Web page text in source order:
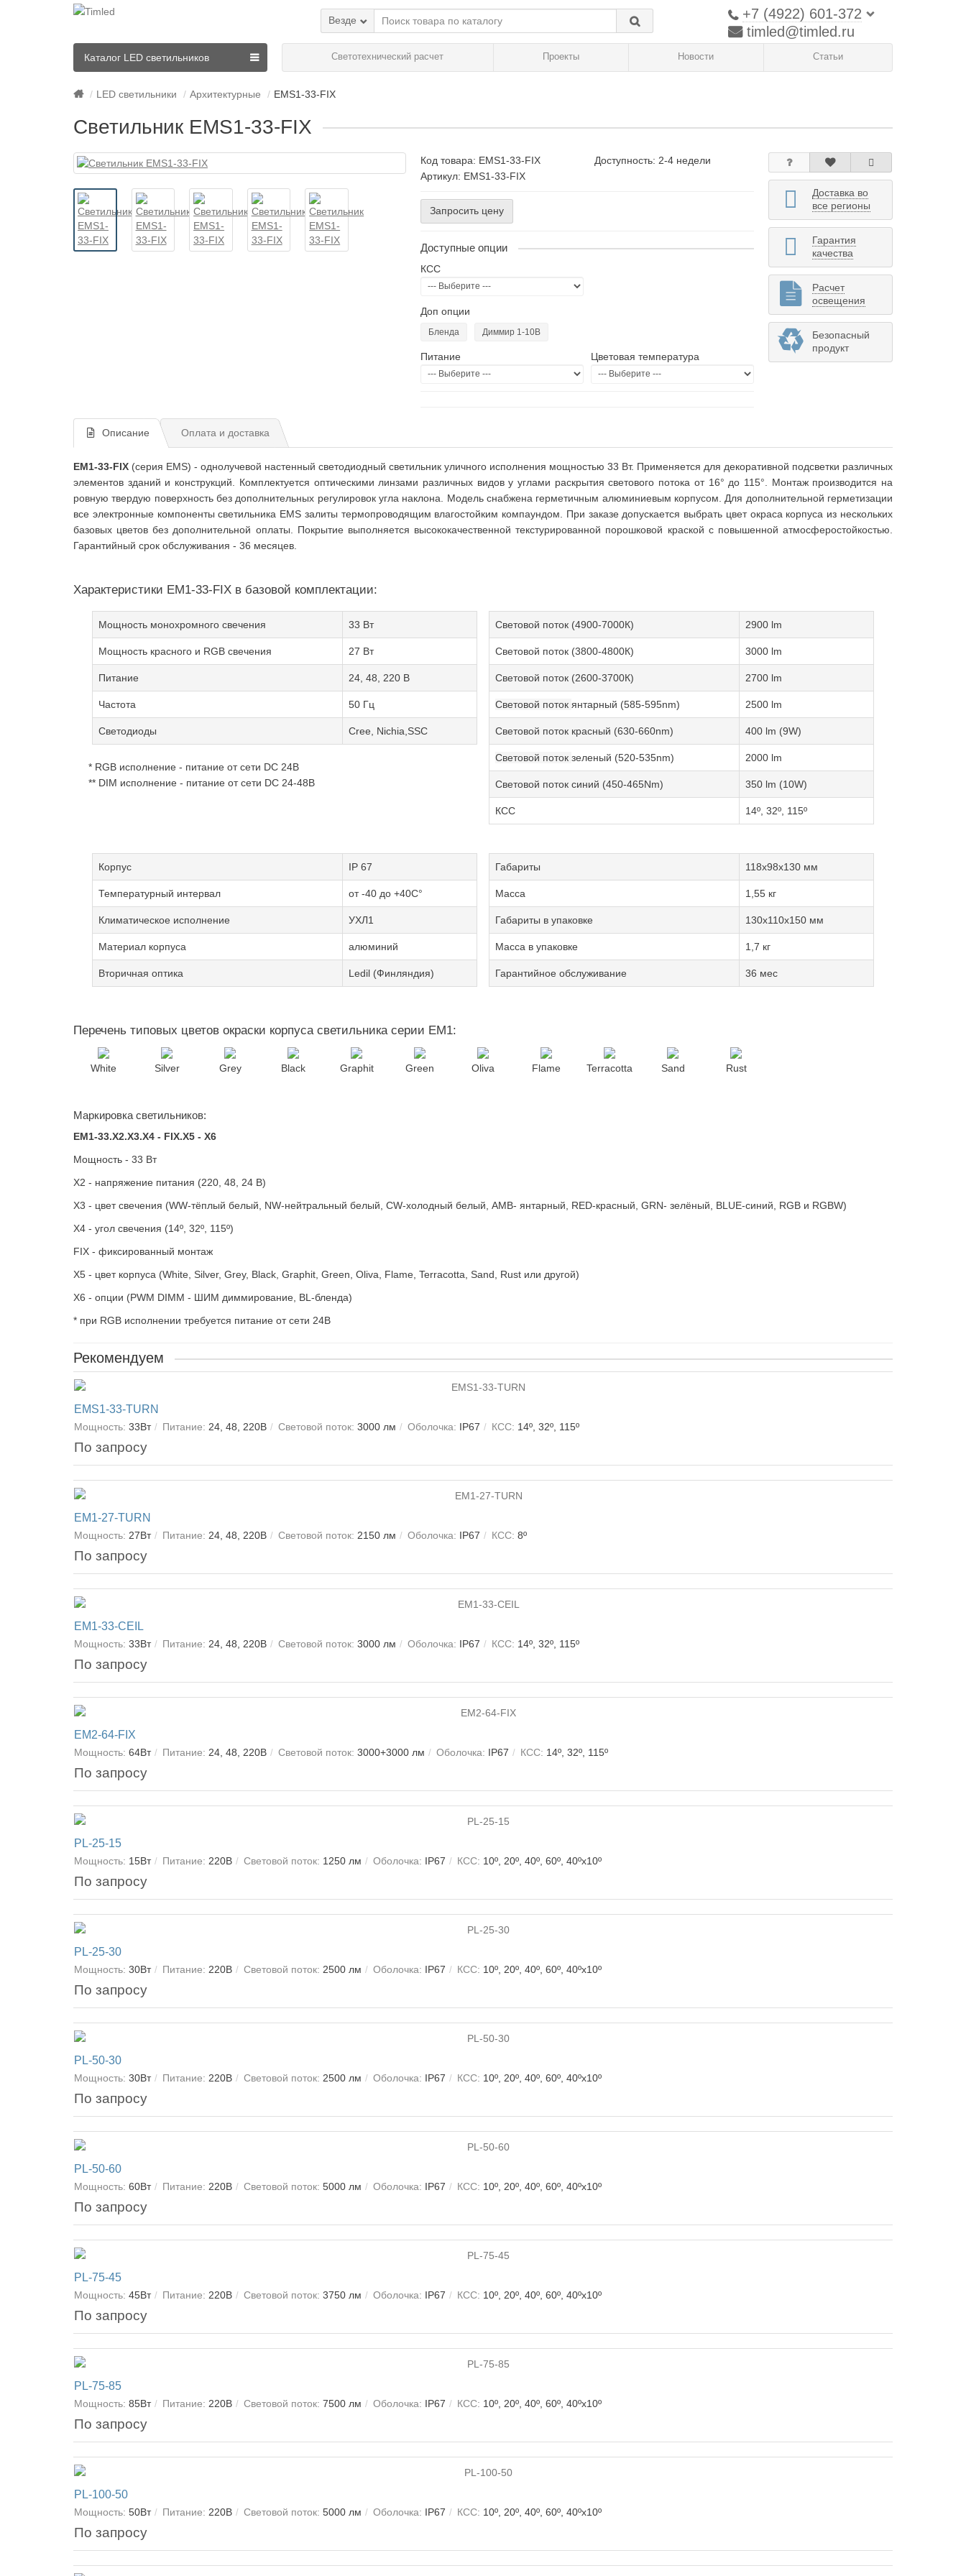
+7 (4922) 601-372
timled@timled.ru
Везде
Светотехнический расчет Проекты Новости Статьи
Каталог LED светильников
LED светильники Архитектурные EMS1-33-FIX
Светильник EMS1-33-FIX
Код товара: EMS1-33-FIX
Доступность: 2-4 недели
Артикул: EMS1-33-FIX
Запросить цену
Доступные опции
КСС
Доп опции
Бленда Диммир 1-10В
Питание Цветовая температура
Доставка во
все регионы
Гарантия
качества
Расчет
освещения
Безопасный
продукт
Описание Оплата и доставка
EM1-33-FIX (серия EMS) - однолучевой настенный светодиодный светильник уличного исполнения мощностью 33 Вт. Применяется для декоративной подсветки различных
элементов зданий и конструкций. Комплектуется оптическими линзами различных видов у углами раскрытия светового потока от 16° до 115°. Монтаж производится на
ровную твердую поверхность без дополнительных регулировок угла наклона. Модель снабжена герметичным алюминиевым корпусом. Для дополнительной герметизации
все электронные компоненты светильника EMS залиты термопроводящим влагостойким компаундом. При заказе допускается выбрать цвет окраса корпуса из нескольких
базовых цветов без дополнительной оплаты. Покрытие выполняется высококачественной текстурированной порошковой краской с повышенной атмосферостойкостью.
Гарантийный срок обслуживания - 36 месяцев.
Характеристики EM1-33-FIX в базовой комплектации:
Мощность монохромного свечения 33 Вт
Мощность красного и RGB свечения 27 Вт
Питание 24, 48, 220 В
Частота 50 Гц
Светодиоды Cree, Nichia,SSC
* RGB исполнение - питание от сети DC 24В
** DIM исполнение - питание от сети DC 24-48В
Световой поток (4900-7000К) 2900 lm
Световой поток (3800-4800К) 3000 lm
Световой поток (2600-3700К) 2700 lm
Световой поток янтарный (585-595nm) 2500 lm
Световой поток красный (630-660nm) 400 lm (9W)
Световой поток зеленый (520-535nm) 2000 lm
Световой поток синий (450-465Nm) 350 lm (10W)
КСС 14º, 32º, 115º
Корпус IP 67
Температурный интервал от -40 до +40С°
Климатическое исполнение УХЛ1
Материал корпуса алюминий
Вторичная оптика Ledil (Финляндия)
Габариты 118х98х130 мм
Масса 1,55 кг
Габариты в упаковке 130х110х150 мм
Масса в упаковке 1,7 кг
Гарантийное обслуживание 36 мес
Перечень типовых цветов окраски корпуса светильника серии EM1:
White Silver Grey Black Graphit Green Oliva Flame Terracotta Sand Rust
Маркировка светильников:
EM1-33.X2.X3.X4 - FIX.X5 - X6
Мощность - 33 Вт
X2 - напряжение питания (220, 48, 24 В)
X3 - цвет свечения (WW-тёплый белый, NW-нейтральный белый, CW-холодный белый, AMB- янтарный, RED-красный, GRN- зелёный, BLUE-синий, RGB и RGBW)
X4 - угол свечения (14º, 32º, 115º)
FIX - фиксированный монтаж
X5 - цвет корпуса (White, Silver, Grey, Black, Graphit, Green, Oliva, Flame, Terracotta, Sand, Rust или другой)
X6 - опции (PWM DIMM - ШИМ диммирование, BL-бленда)
* при RGB исполнении требуется питание от сети 24В
Рекомендуем
EMS1-33-TURN
Мощность: 33Вт Питание: 24, 48, 220В Световой поток: 3000 лм Оболочка: IP67 КСС: 14º, 32º, 115º
По запросу
EM1-27-TURN
Мощность: 27Вт Питание: 24, 48, 220В Световой поток: 2150 лм Оболочка: IP67 КСС: 8º
По запросу
EM1-33-CEIL
Мощность: 33Вт Питание: 24, 48, 220В Световой поток: 3000 лм Оболочка: IP67 КСС: 14º, 32º, 115º
По запросу
EM2-64-FIX
Мощность: 64Вт Питание: 24, 48, 220В Световой поток: 3000+3000 лм Оболочка: IP67 КСС: 14º, 32º, 115º
По запросу
PL-25-15
Мощность: 15Вт Питание: 220В Световой поток: 1250 лм Оболочка: IP67 КСС: 10º, 20º, 40º, 60º, 40ºх10º
По запросу
PL-25-30
Мощность: 30Вт Питание: 220В Световой поток: 2500 лм Оболочка: IP67 КСС: 10º, 20º, 40º, 60º, 40ºх10º
По запросу
PL-50-30
Мощность: 30Вт Питание: 220В Световой поток: 2500 лм Оболочка: IP67 КСС: 10º, 20º, 40º, 60º, 40ºх10º
По запросу
PL-50-60
Мощность: 60Вт Питание: 220В Световой поток: 5000 лм Оболочка: IP67 КСС: 10º, 20º, 40º, 60º, 40ºх10º
По запросу
PL-75-45
Мощность: 45Вт Питание: 220В Световой поток: 3750 лм Оболочка: IP67 КСС: 10º, 20º, 40º, 60º, 40ºх10º
По запросу
PL-75-85
Мощность: 85Вт Питание: 220В Световой поток: 7500 лм Оболочка: IP67 КСС: 10º, 20º, 40º, 60º, 40ºх10º
По запросу
PL-100-50
Мощность: 50Вт Питание: 220В Световой поток: 5000 лм Оболочка: IP67 КСС: 10º, 20º, 40º, 60º, 40ºх10º
По запросу